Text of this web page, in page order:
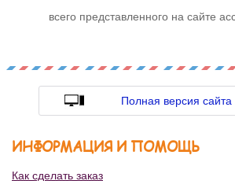
всего представленного на сайте
Полная версия сайта
ИНФОРМАЦИЯ И ПОМОЩЬ
Как сделать заказ